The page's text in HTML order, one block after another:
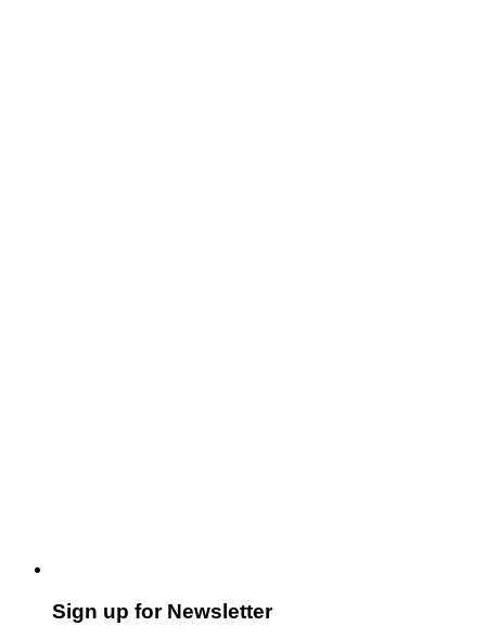
Sign up for Newsletter